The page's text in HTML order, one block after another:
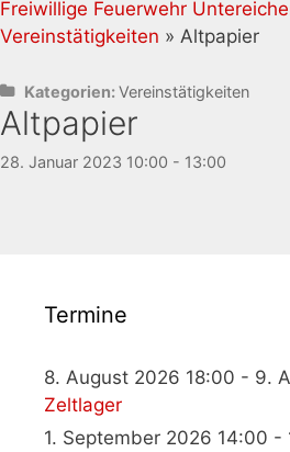
Freiwillige Feuerwehr
Vereinstätigkeiten » Altpapier
Kategorien:Vereinstätigkeiten
Altpapier
28. Januar 2023 10:00 - 13:00
Termine
8. August 2026 18:00 - 9.
Zeltlager
1. September 2026 14:00 -